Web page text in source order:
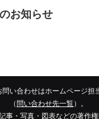
お知らせ
い合わせはホームページ担
（ 問い合わせ先一覧）。
事・写真・図表などの著作